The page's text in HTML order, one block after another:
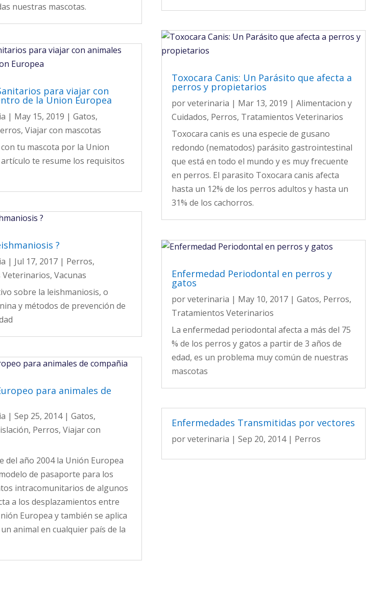
nuestras mascotas.
para viajar con
de la Union Europea
| May 15, 2019 | Gatos,
, Viajar con mascotas
tu mascota por la Union
te resume los requisitos
?
| Jul 17, 2017| Perros,
, Vacunas
sobre la leishmaniosis, o
y métodos de prevención de
para animales de
| Sep 25, 2014| Gatos,
, Perros, Viajar con
del año 2004 la Unión Europea
de pasaporte para los
intracomunitarios de algunos
a los desplazamientos entre
Europea y también se aplica
animal en cualquier país de la
Toxocara Canis: Un Parásito que afecta a
perros y propietarios
porveterinaria | Mar 13, 2019 |Alimentacion y
Cuidados, Perros, Tratamientos Veterinarios
Toxocara canis es una especie de gusano
redondo (nematodos) parásito gastrointestinal
que está en todo el mundo y es muy frecuente
en perros. El parasito Toxocara canis afecta
hasta un 12% de los perros adultos y hasta un
31% de los cachorros.
Enfermedad Periodontal en perros y
gatos
porveterinaria | May 10, 2017 |Gatos, Perros,
Tratamientos Veterinarios
La enfermedad periodontal afecta a más del 75
% de los perros y gatos a partir de 3 años de
edad, es un problema muy común de nuestras
mascotas
Enfermedades Transmitidas por vectores
porveterinaria |Sep 20, 2014| Perros